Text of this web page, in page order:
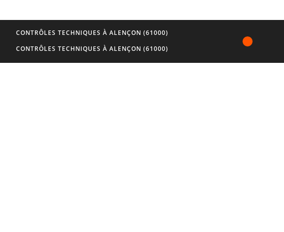
CONTRÔLES TECHNIQUES À ALENÇON (61000)
CONTRÔLES TECHNIQUES À ALENÇON (61000)